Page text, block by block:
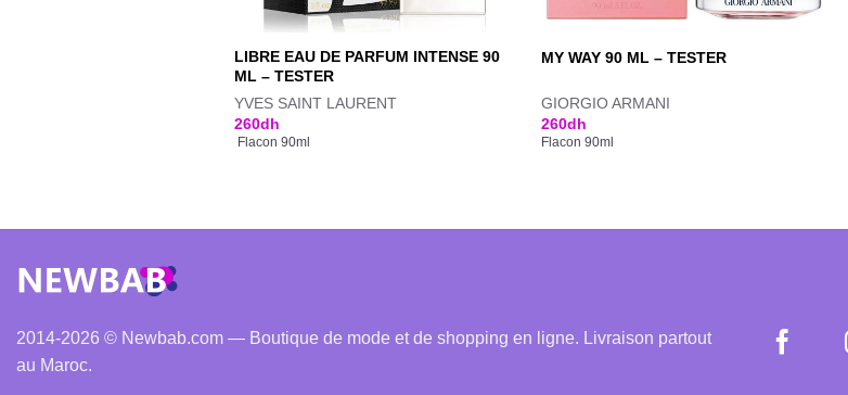
LIBRE EAU DE PARFUM INTENSE 90
ML – TESTER
YVES SAINT LAURENT
260dh
Flacon 90ml
MY WAY 90 ML – TESTER
GIORGIO ARMANI
260dh
Flacon 90ml
2014-2026 © Newbab.com — Boutique de mode et de shopping en ligne. Livraison partout
au Maroc.